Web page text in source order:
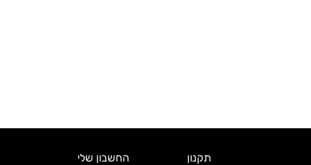
תקנון
החשבון שלי